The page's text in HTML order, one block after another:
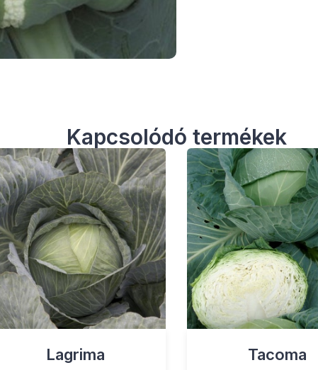
Kapcsolódó termékek
Lagrima Tacoma